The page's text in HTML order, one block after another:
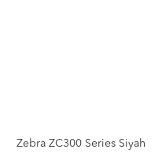
Zebra ZC300 Series Siyah